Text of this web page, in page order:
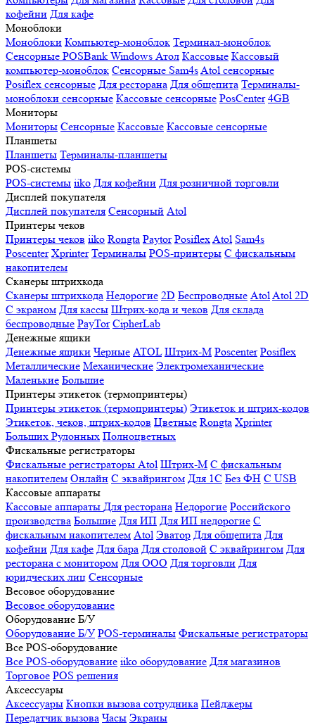
кофейни Для кафе
Моноблоки
Моноблоки Компьютер-моноблок Терминал-моноблок
Сенсорные POSBank Windows Атол Кассовые Кассовый
компьютер-моноблок Сенсорные Sam4sAtol сенсорные
Posiflex сенсорные Для ресторана Для общепита Терминалы-
моноблоки сенсорные Кассовые сенсорные PosCenter 4GB
Мониторы
Мониторы Сенсорные Кассовые Кассовые сенсорные
Планшеты
Планшеты Терминалы-планшеты
POS-системы
POS-системы iiko Для кофейни Для розничной торговли
Дисплей покупателя
Дисплей покупателя Сенсорный Atol
Принтеры чеков
Принтеры чеков iiko Rongta Paytor PosiflexAtol Sam4s
Poscenter Xprinter Терминалы POS-принтеры С фискальным
накопителем
Сканеры штрихкода
Сканеры штрихкода Недорогие 2D Беспроводные AtolAtol 2D
С экраном Для кассы Штрих-кода и чеков Для склада
беспроводные PayTor CipherLab
Денежные ящики
Денежные ящики Черные ATOL Штрих-М Poscenter Posiflex
Металлические Механические Электромеханические
Маленькие Большие
Принтеры этикеток (термопринтеры)
Принтеры этикеток (термопринтеры) Этикеток и штрих-кодов
Этикеток, чеков, штрих-кодов Цветные Rongta Xprinter
Больших Рулонных Полноцветных
Фискальные регистраторы
Фискальные регистраторы Atol Штрих-М С фискальным
накопителем Онлайн С эквайрингом Для 1С Без ФН С USB
Кассовые аппараты
Кассовые аппараты Для ресторана Недорогие Российского
производства Большие Для ИП Для ИП недорогие С
фискальным накопителем Atol Эватор Для общепита Для
кофейни Для кафе Для бара Для столовой С эквайрингом Для
ресторана с монитором Для ООО Для торговли Для
юридческих лиц Сенсорные
Весовое оборудование
Весовое оборудование
Оборудование Б/У
Оборудование Б/У POS-терминалы Фискальные регистраторы
Все POS-оборудование
Все POS-оборудование iiko оборудование Для магазинов
Торговое POS решения
Аксессуары
Аксессуары Кнопки вызова сотрудника Пейджеры
Передатчик вызова Часы Экраны